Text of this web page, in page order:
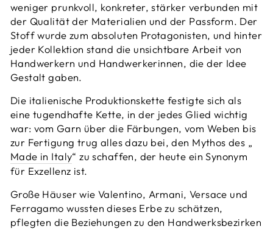
weniger prunkvoll, konkreter, stärker verbunden mit
der Qualität der Materialien und der Passform. Der
Stoff wurde zum absoluten Protagonisten, und hinter
jeder Kollektion stand die unsichtbare Arbeit von
Handwerkern und Handwerkerinnen, die der Idee
Gestalt gaben.
Die italienische Produktionskette festigte sich als
eine tugendhafte Kette, in der jedes Glied wichtig
war: vom Garn über die Färbungen, vom Weben bis
zur Fertigung trug alles dazu bei, den Mythos des „
Made in Italy“ zu schaffen, der heute ein Synonym
für Exzellenz ist.
Große Häuser wie Valentino, Armani, Versace und
Ferragamo wussten dieses Erbe zu schätzen,
pflegten die Beziehungen zu den Handwerksbezirken